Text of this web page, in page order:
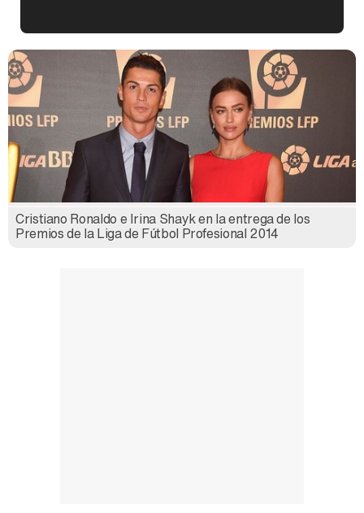
Cristiano Ronaldo e Irina Shayk en la entrega de los
Premios de la Liga de Fútbol Profesional 2014